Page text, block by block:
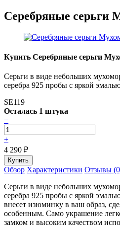
Серебряные серьги
Купить Серебряные серьги
Серьги в виде небольших
серебра 925 пробы с яркой
SE119
Осталась 1 штука
−
+
4 290 ₽
Обзор Характеристики Отзывы
Серьги в виде небольших
серебра 925 пробы с яркой
внесет изюминку в ваш образ,
особенным. Само украшение
замком и высоким качеством